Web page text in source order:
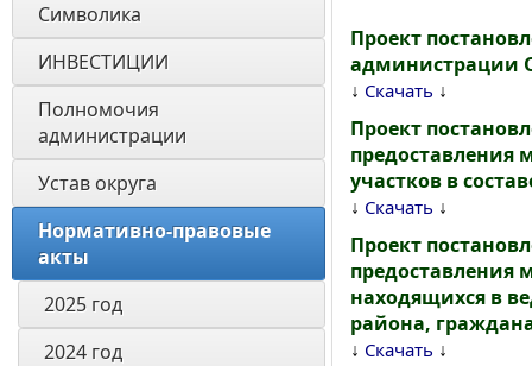
Символика
ИНВЕСТИЦИИ
Полномочия
администрации
Устав округа
Нормативно-правовые
акты
2025 год
2024 год
Проект
администрации
↓ Скачать ↓
Проект
предоставления
участков в
↓ Скачать ↓
Проект
предоставления
находящихся в
района,
↓ Скачать ↓